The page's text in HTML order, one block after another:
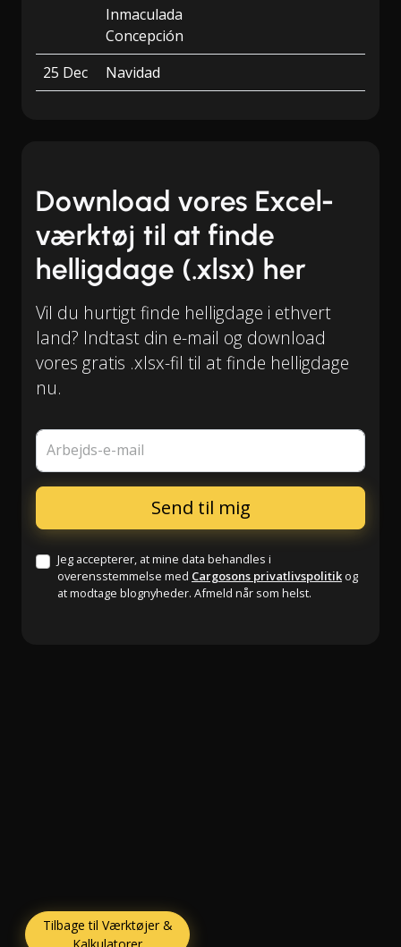
Inmaculada
Concepción
25 Dec
Navidad
Download vores Excel-
værktøj til at finde
helligdage (.xlsx) her
Vil du hurtigt finde helligdage i ethvert
land? Indtast din e-mail og download
vores gratis .xlsx-fil til at finde helligdage
nu.
Arbejds-e-mail
Jeg accepterer, at mine data behandles i
overensstemmelse med Cargosons privatlivspolitik og
at modtage blognyheder. Afmeld når som helst.
Tilbage til Værktøjer &